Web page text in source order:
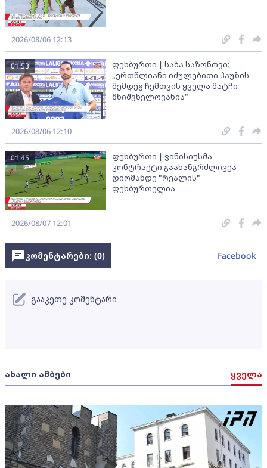
2026/08/06 12:13
ფეხბურთი | საბა საზონოვი:
„ერთწლიანი იძულებითი პაუზის
შემდეგ ჩემთვის ყველა მატჩი
მნიშვნელოვანია“
01:53
2026/08/06 12:10
ფეხბურთი | ვინისიუსმა
კონტრაქტი გაახანგრძლივქა -
დიომანდე "რეალის"
ფეხბურთელია
01:45
2026/08/07 12:01
ახალი ამბები ყველა
კომენტარები: (0) Facebook
გააკეთე კომენტარი